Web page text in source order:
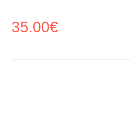
35.00€